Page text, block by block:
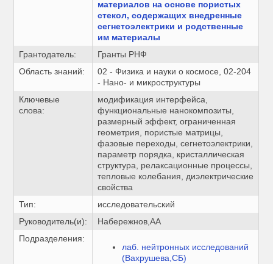
материалов на основе пористых
стекол, содержащих внедренные
сегнетоэлектрики и родственные
им материалы
Грантодатель:
Гранты РНФ
Область знаний:
02 - Физика и науки о космосе, 02-204
- Нано- и микроструктуры
Ключевые
слова:
модификация интерфейса,
функциональные нанокомпозиты,
размерный эффект, ограниченная
геометрия, пористые матрицы,
фазовые переходы, сегнетоэлектрики,
параметр порядка, кристаллическая
структура, релаксационные процессы,
тепловые колебания, диэлектрические
свойства
Тип:
исследовательский
Руководитель(и):
Набережнов,АА
Подразделения:
лаб. нейтронных исследований
(Вахрушева,СБ)